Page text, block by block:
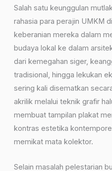
Salah satu keunggulan
rahasia para perajin UMKM
keberanian mereka dalam
budaya lokal ke dalam
dari kemegahan siger,
tradisional, hingga lekukan
sering kali disematkan
akrilik melalui teknik grafir
membuat tampilan plakat
kontras estetika
memikat mata kolektor.
Selain masalah pelestarian